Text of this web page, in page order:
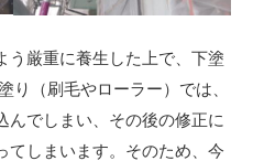
う厳重に養生した上で、下塗
り（刷毛やローラー）では、
んでしまい、その後の修正に
てしまいます。そのため、今